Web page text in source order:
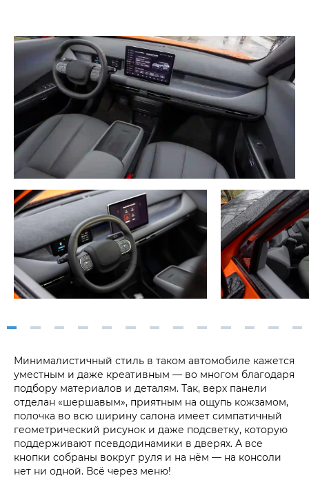
Минималистичный стиль в таком автомобиле кажется
уместным и даже креативным — во многом благодаря
подбору материалов и деталям. Так, верх панели
отделан «шершавым», приятным на ощупь кожзамом,
полочка во всю ширину салона имеет симпатичный
геометрический рисунок и даже подсветку, которую
поддерживают псевдодинамики в дверях. А все
кнопки собраны вокруг руля и на нём — на консоли
нет ни одной. Всё через меню!